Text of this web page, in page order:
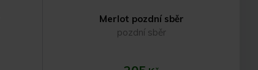
Merlot pozdní sběr
pozdní sběr